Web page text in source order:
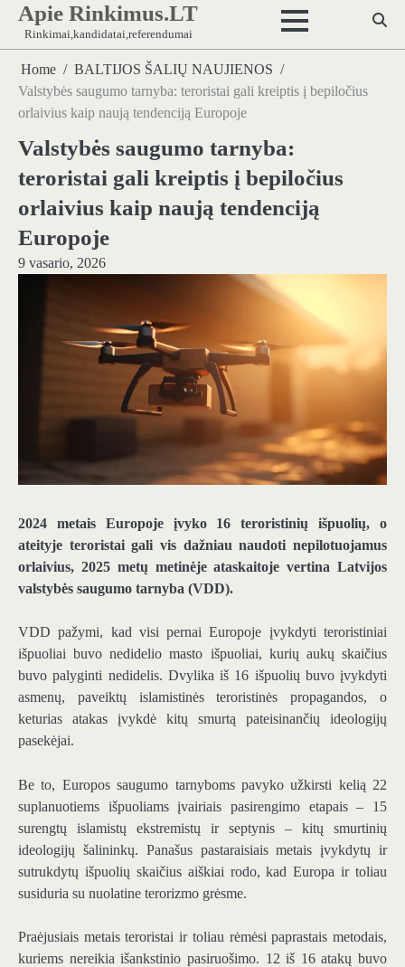
Skip
content
Apie Rinkimus.LT
Rinkimai,kandidatai,referendumai
Home
BALTIJOS ŠALIŲ NAUJIENOS
Valstybės saugumo tarnyba: teroristai gali kreiptis į bepiločius
orlaivius kaip naują tendenciją Europoje
Valstybės saugumo tarnyba:
teroristai gali kreiptis į bepiločius
orlaivius kaip naują tendenciją
Europoje
9 vasario, 2026
2024 metais Europoje įvyko 16 teroristinių išpuolių, o
ateityje teroristai gali vis dažniau naudoti nepilotuojamus
orlaivius, 2025 metų metinėje ataskaitoje vertina Latvijos
valstybės saugumo tarnyba (VDD).
VDD pažymi, kad visi pernai Europoje įvykdyti teroristiniai
išpuoliai buvo nedidelio masto išpuoliai, kurių aukų skaičius
buvo palyginti nedidelis. Dvylika iš 16 išpuolių buvo įvykdyti
asmenų, paveiktų islamistinės teroristinės propagandos, o
keturias atakas įvykdė kitų smurtą pateisinančių ideologijų
pasekėjai.
Be to, Europos saugumo tarnyboms pavyko užkirsti kelią 22
suplanuotiems išpuoliams įvairiais pasirengimo etapais – 15
surengtų islamistų ekstremistų ir septynis – kitų smurtinių
ideologijų šalininkų. Panašus pastaraisiais metais įvykdytų ir
sutrukdytų išpuolių skaičius aiškiai rodo, kad Europa ir toliau
susiduria su nuolatine terorizmo grėsme.
Praėjusiais metais teroristai ir toliau rėmėsi paprastais metodais,
kuriems nereikia išankstinio pasiruošimo. 12 iš 16 atakų buvo